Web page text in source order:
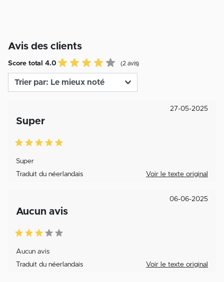
Avis des clients
Score total 4.0 (2 avis)
Super
Super
27-05-2025
Traduit du néerlandais Voir le texte original
Aucun avis
Aucun avis
06-06-2025
Traduit du néerlandais Voir le texte original